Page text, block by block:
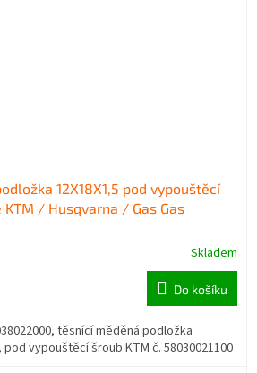
12X18X1,5 pod vypouštěcí
/ Husqvarna / Gas Gas
Skladem
Do košíku
těsnící měděná podložka
pod vypouštěcí šroub KTM č. 58030021100